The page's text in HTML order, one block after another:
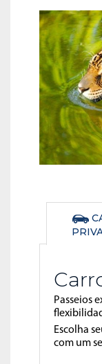
Passeios
Escolha
com um